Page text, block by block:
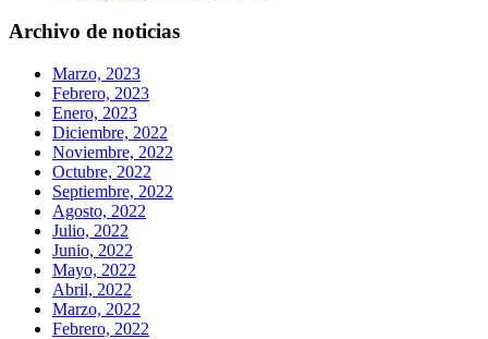
Archivo de noticias
Marzo, 2023
Febrero, 2023
Enero, 2023
Diciembre, 2022
Noviembre, 2022
Octubre, 2022
Septiembre, 2022
Agosto, 2022
Julio, 2022
Junio, 2022
Mayo, 2022
Abril, 2022
Marzo, 2022
Febrero, 2022